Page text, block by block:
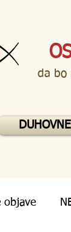
da bo
objave